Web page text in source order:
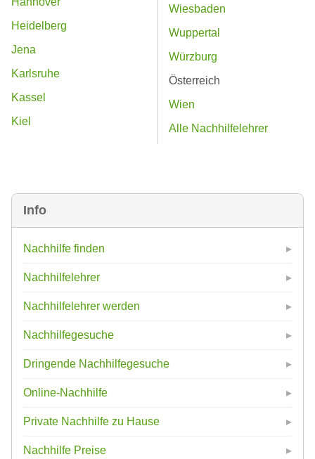
Info
Nachhilfe finden
Nachhilfelehrer
Nachhilfelehrer werden
Nachhilfegesuche
Dringende Nachhilfegesuche
Online-Nachhilfe
Private Nachhilfe zu Hause
Nachhilfe Preise
Heidelberg
Jena
Karlsruhe
Kassel
Kiel
Wiesbaden
Wuppertal
Würzburg
Österreich
Wien
Alle Nachhilfelehrer